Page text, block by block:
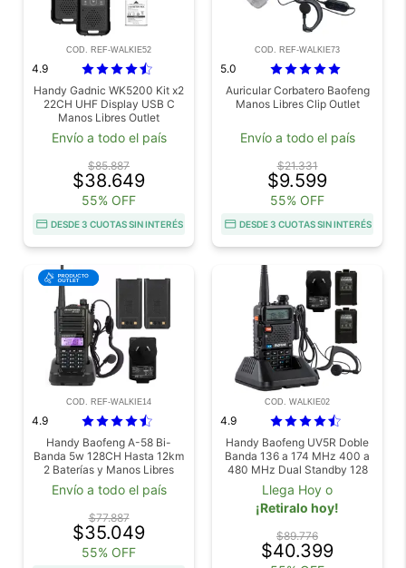
COD. REF-WALKIE52
4.9
Handy Gadnic WK5200 Kit x2
22CH UHF Display USB C
Manos Libres Outlet
Envío a todo el país
$85.887
$38.649
55% OFF
DESDE 3 CUOTAS SIN INTERÉS
COD. REF-WALKIE73
5.0
Auricular Corbatero Baofeng
Manos Libres Clip Outlet
Envío a todo el país
$21.331
$9.599
55% OFF
DESDE 3 CUOTAS SIN INTERÉS
COD. REF-WALKIE14
4.9
Handy Baofeng A-58 Bi-
Banda 5w 128CH Hasta 12km
2 Baterías y Manos Libres
Outlet
Envío a todo el país
$77.887
$35.049
55% OFF
COD. WALKIE02
4.9
Handy Baofeng UV5R Doble
Banda 136 a 174 MHz 400 a
480 MHz Dual Standby 128
Canales Alcance 10 km
Bateria 1800 mAh VOX
Linterna LED
Llega Hoy o
¡Retiralo hoy!
$89.776
$40.399